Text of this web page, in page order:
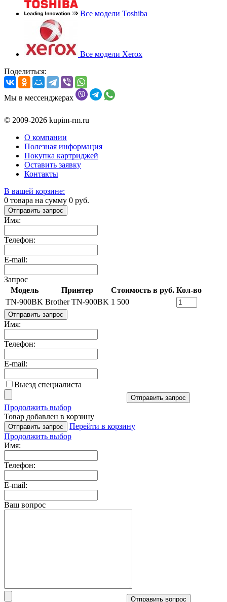
Все модели Toshiba
Все модели Xerox
Поделиться:
Мы в мессенджерах
© 2009-2026 kupim-rm.ru
О компании
Полезная информация
Покупка картриджей
Оставить заявку
Контакты
В вашей корзине:
0 товара на сумму 0 руб.
Отправить запрос
Имя:
Телефон:
E-mail:
Запрос
Модель
Принтер Стоимость в руб. Кол-во
TN-900BK Brother TN-900BK 1 500
Отправить запрос
Имя:
Телефон:
E-mail:
Выезд специалиста
Отправить запрос
Продолжить выбор
Товар добавлен в корзину
Отправить запрос
Перейти в корзину
Продолжить выбор
Имя:
Телефон:
E-mail:
Ваш вопрос
Отправить вопрос